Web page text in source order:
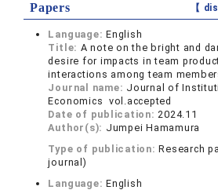
Papers 【
Language:English
Title: A note on the bright and
desire for impacts in team
interactions among team
Journal name: Journal of
Economics vol.accepted
Date of publication:2024.11
Author(s): Jumpei Hamamura
Type of publication:Research
journal)
Language:English